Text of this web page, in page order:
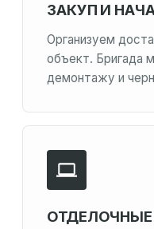
ЗАКУП И
Организуем
объект. Бригада
демонтажу и